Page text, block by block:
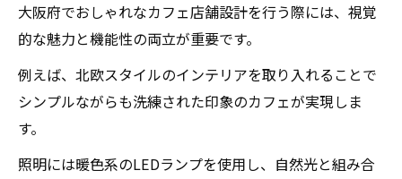
カフェ店舗設計における自然光の重要性大阪府
の事例紹介
大阪府のカフェ店舗設計 自然光を取り入れ
る方法
カフェ店舗設計における自然光のメリット
大阪府でおしゃれなカフェ店舗設計を行う際には、視覚
的な魅力と機能性の両立が重要です。
例えば、北欧スタイルのインテリアを取り入れることで
シンプルながらも洗練された印象のカフェが実現しま
す。
照明には暖色系のLEDランプを使用し、自然光と組み合